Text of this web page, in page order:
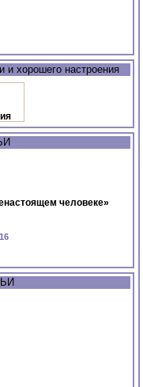
хорошего настроения
человеке»